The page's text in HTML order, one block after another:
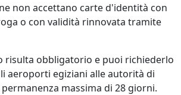
non accettano carte d'identità con
o con validità rinnovata tramite
risulta obbligatorio e puoi richiederlo
aeroporti egiziani alle autorità di
massima di 28 giorni.